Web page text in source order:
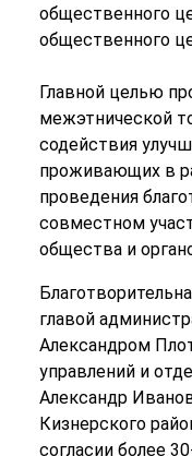
общественного
общественного
Главной целью
межэтнической
содействия
проживающих в
проведения
совместном
общества и
главой
Александром
управлений и
Александр
Кизнерского
согласии более